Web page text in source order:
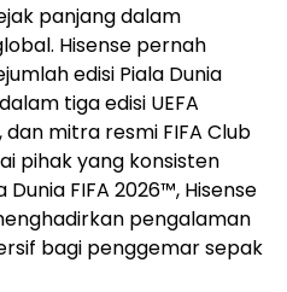
panjang dalam
Hisense pernah
edisi Piala Dunia
tiga edisi UEFA
mitra resmi FIFA Club
pihak yang konsisten
FIFA 2026™, Hisense
pengalaman
bagi penggemar sepak